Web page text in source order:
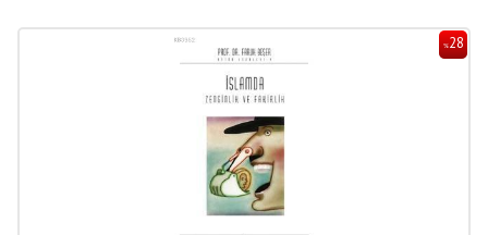
%28